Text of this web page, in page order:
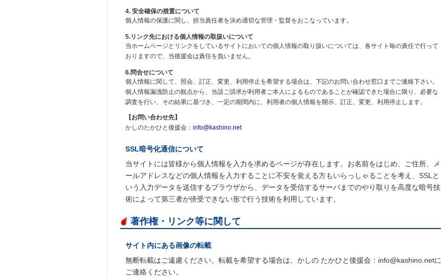
4. 安全確保の措置について
個人情報の保護に関し、担当責任者を決め適切な管理・監督をおこなっています。
5.リンク先における個人情報の取扱いについて
当ホームページとリンクをしているサイトにおいての個人情報の取り扱いについては、各サイト毎の責任で行って
おりますので、当後援会は責任を負いません。
6.問合せについて
個人情報に関して、照会、訂正、変更、利用停止を希望する場合は、下記のお問い合わせ窓口までご連絡下さい。
個人情報漏洩防止の観点から、当該ご請求が利用者ご本人によるものであることが確認できた場合に限り、必要な
調査を行い、その結果に基づき、一定の期間内に、利用者の個人情報を開示、訂正、変更、利用停止します。
【お問い合わせ先】
かしのたかひと後援会： info@kashino.net
SSL暗号化通信について
当サイトには皆様から個人情報を入力を求めるページが存在します。お名前をはじめ、ご住所、メ
ールアドレスなどの個人情報を入力することに不安を覚える方もいらっしゃることを考え、SSLと
いう入力データを送信するブラウザから、データを受信するサーバまでのやり取りを高度な暗号技
術によって第三者が傍受できない形で行う技術を利用しています。
著作権・リンク等に関して
サイト内にある画像の転載
無断転載はご遠慮ください。転載を希望する場合は、かしの たかひと後援会：info@kashino.netに
ご連絡ください。